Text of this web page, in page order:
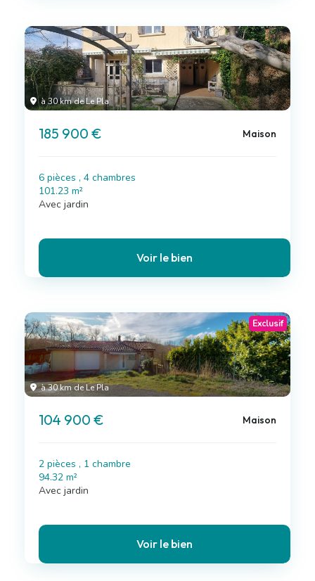
à 30 km de Le Pla
185 900 € Maison
6 pièces , 4 chambres
101.23 m²
Avec jardin
Voir le bien
à 30 km de Le Pla
Exclusif
104 900 € Maison
2 pièces , 1 chambre
94.32 m²
Avec jardin
Voir le bien